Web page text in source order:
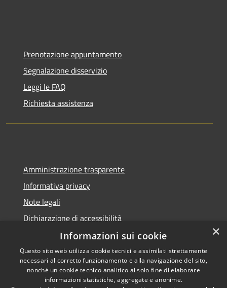
Prenotazione appuntamento
Segnalazione disservizio
Leggi le FAQ
Richiesta assistenza
Amministrazione trasparente
Informativa privacy
Note legali
Dichiarazione di accessibilità
Accessibilità
Copyright © 2026 • Comune di
Noviglio • Powered by
×
Informazioni sui cookie
Questo sito web utilizza cookie tecnici e assimilati strettamente
necessari al corretto funzionamento e alla navigazione del sito,
nonché un cookie tecnico analitico al solo fine di elaborare
informazioni statistiche, aggregate e anonime.